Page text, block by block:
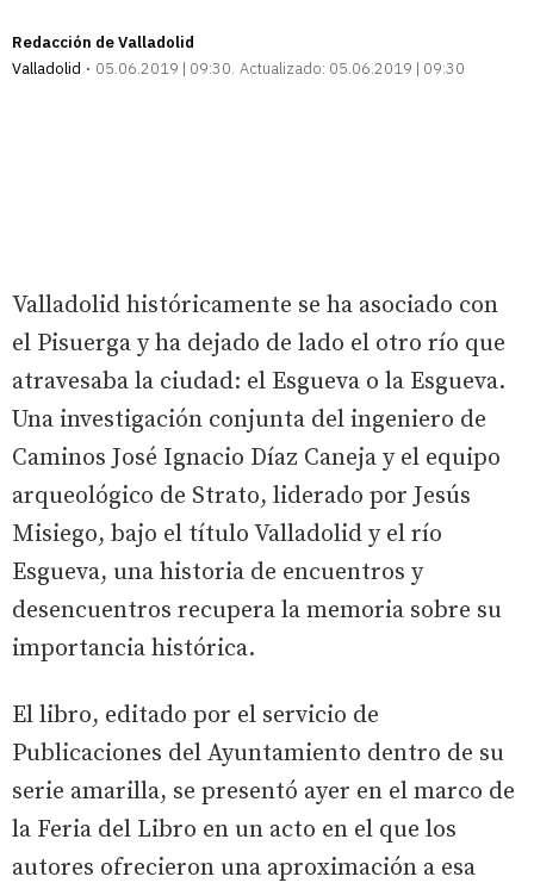
Redacción de Valladolid
Valladolid
05.06.2019 | 09:30 Actualizado: 05.06.2019 | 09:30
Valladolid históricamente se ha asociado con
el Pisuerga y ha dejado de lado el otro río que
atravesaba la ciudad: el Esgueva o la Esgueva.
Una investigación conjunta del ingeniero de
Caminos José Ignacio Díaz Caneja y el equipo
arqueológico de Strato, liderado por Jesús
Misiego, bajo el título Valladolid y el río
Esgueva, una historia de encuentros y
desencuentros recupera la memoria sobre su
importancia histórica.
El libro, editado por el servicio de
Publicaciones del Ayuntamiento dentro de su
serie amarilla, se presentó ayer en el marco de
la Feria del Libro en un acto en el que los
autores ofrecieron una aproximación a esa